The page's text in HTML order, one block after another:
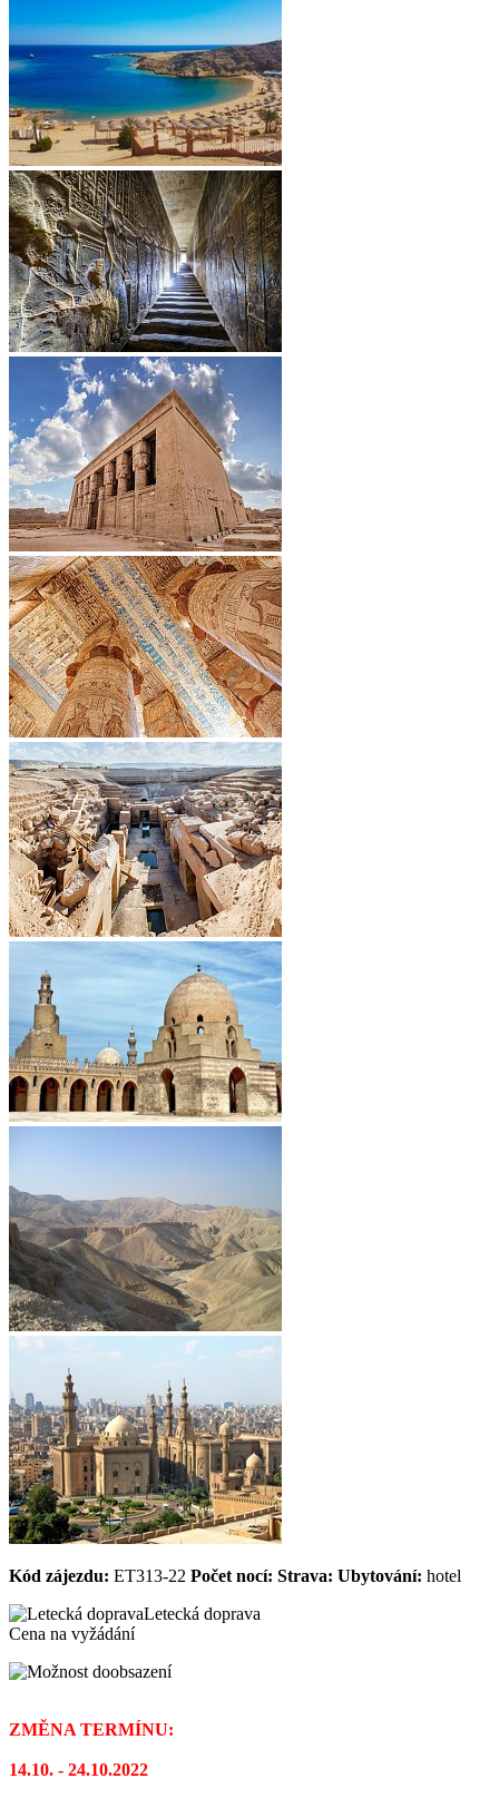
Kód zájezdu: ET313-22 Počet nocí: Strava: Ubytování: hotel
Letecká doprava
Cena na vyžádání
ZMĚNA TERMÍNU:
14.10. - 24.10.2022